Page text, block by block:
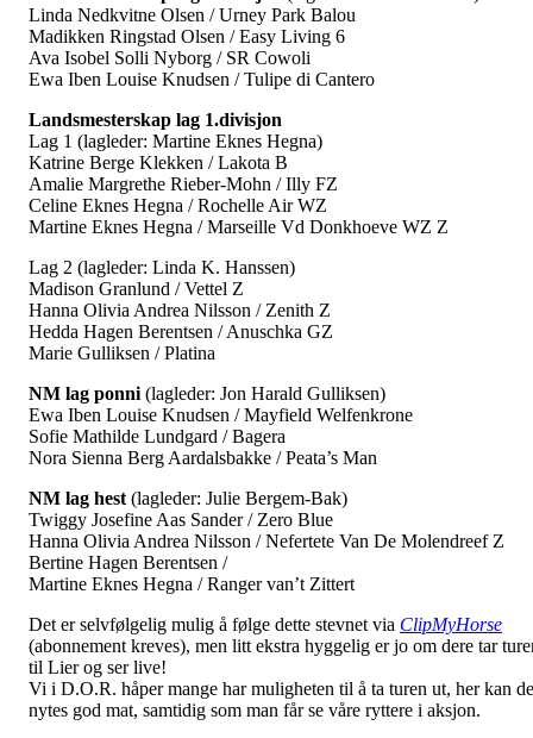
Linda Nedkvitne Olsen / Urney Park Balou
Madikken Ringstad Olsen / Easy Living 6
Ava Isobel Solli Nyborg / SR Cowoli
Ewa Iben Louise Knudsen / Tulipe di Cantero
Landsmesterskap lag 1.divisjon
Lag 1 (lagleder: Martine Eknes Hegna)
Katrine Berge Klekken / Lakota B
Amalie Margrethe Rieber-Mohn / Illy FZ
Celine Eknes Hegna / Rochelle Air WZ
Martine Eknes Hegna / Marseille Vd Donkhoeve WZ Z
Lag 2 (lagleder: Linda K. Hanssen)
Madison Granlund / Vettel Z
Hanna Olivia Andrea Nilsson / Zenith Z
Hedda Hagen Berentsen / Anuschka GZ
Marie Gulliksen / Platina
NM lag ponni (lagleder: Jon Harald Gulliksen)
Ewa Iben Louise Knudsen / Mayfield Welfenkrone
Sofie Mathilde Lundgard / Bagera
Nora Sienna Berg Aardalsbakke / Peata’s Man
NM lag hest (lagleder: Julie Bergem-Bak)
Twiggy Josefine Aas Sander / Zero Blue
Hanna Olivia Andrea Nilsson / Nefertete Van De Molendreef Z
Bertine Hagen Berentsen /
Martine Eknes Hegna / Ranger van’t Zittert
Det er selvfølgelig mulig å følge dette stevnet via ClipMyHorse
(abonnement kreves), men litt ekstra hyggelig er jo om dere tar
til Lier og ser live!
Vi i D.O.R. håper mange har muligheten til å ta turen ut, her kan
nytes god mat, samtidig som man får se våre ryttere i aksjon.